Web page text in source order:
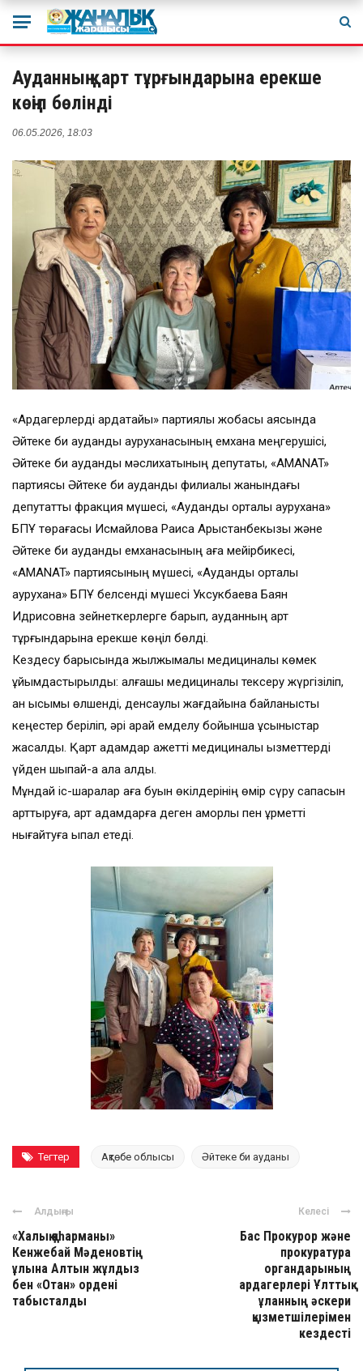
Ауданның қарт тұрғындарына ерекше
көңіл бөлінді
06.05.2026, 18:03
«Ардагерлерді ардақтайық» партиялық жобасы аясында
Әйтеке би аудандық ауруханасының емхана меңгерушісі,
Әйтеке би аудандық мәслихатының депутаты, «AMANAT»
партиясы Әйтеке би аудандық филиалы жанындағы
депутаттық фракция мүшесі, «Аудандық орталық аурухана»
БПҰ төрағасы Исмайлова Раиса Арыстанбекқызы және
Әйтеке би аудандық емханасының аға мейірбикесі,
«AMANAT» партиясының мүшесі, «Аудандық орталық
аурухана» БПҰ белсенді мүшесі Уксукбаева Баян
Идрисовна зейнеткерлерге барып, ауданның қарт
тұрғындарына ерекше көңіл бөлді.
Кездесу барысында жылжымалы медициналық көмек
ұйымдастырылды: алғашқы медициналық тексеру жүргізіліп,
қан қысымы өлшенді, денсаулық жағдайына байланысты
кеңестер беріліп, әрі қарай емделу бойынша ұсыныстар
жасалды. Қарт адамдар қажетті медициналық қызметтерді
үйден шықпай-ақ ала алды.
Мұндай іс-шаралар аға буын өкілдерінің өмір сүру сапасын
арттыруға, қарт адамдарға деген қамқорлық пен құрметті
нығайтуға ықпал етеді.
Тегтер Ақтөбе облысы Әйтеке би ауданы
Алдыңғы
«Халық қаһарманы»
Кенжебай Мәденовтің
ұлына Алтын жұлдыз
бен «Отан» ордені
табысталды
Келесі
Бас Прокурор және
прокуратура
органдарының
ардагерлері Ұлттық
ұланның әскери
қызметшілерімен
кездесті